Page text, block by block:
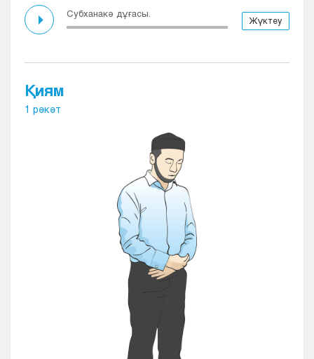
Субханакә дұғасы.
Жүктеу
Қиям
1 рәкәт